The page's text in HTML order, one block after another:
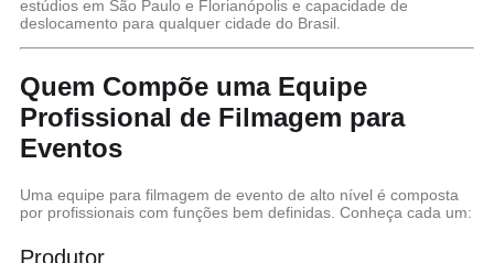
estúdios em São Paulo e Florianópolis e capacidade de
deslocamento para qualquer cidade do Brasil.
Quem Compõe uma Equipe
Profissional de Filmagem para
Eventos
Uma equipe para filmagem de evento de alto nível é composta
por profissionais com funções bem definidas. Conheça cada um:
Produtor